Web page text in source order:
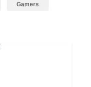
Gamers